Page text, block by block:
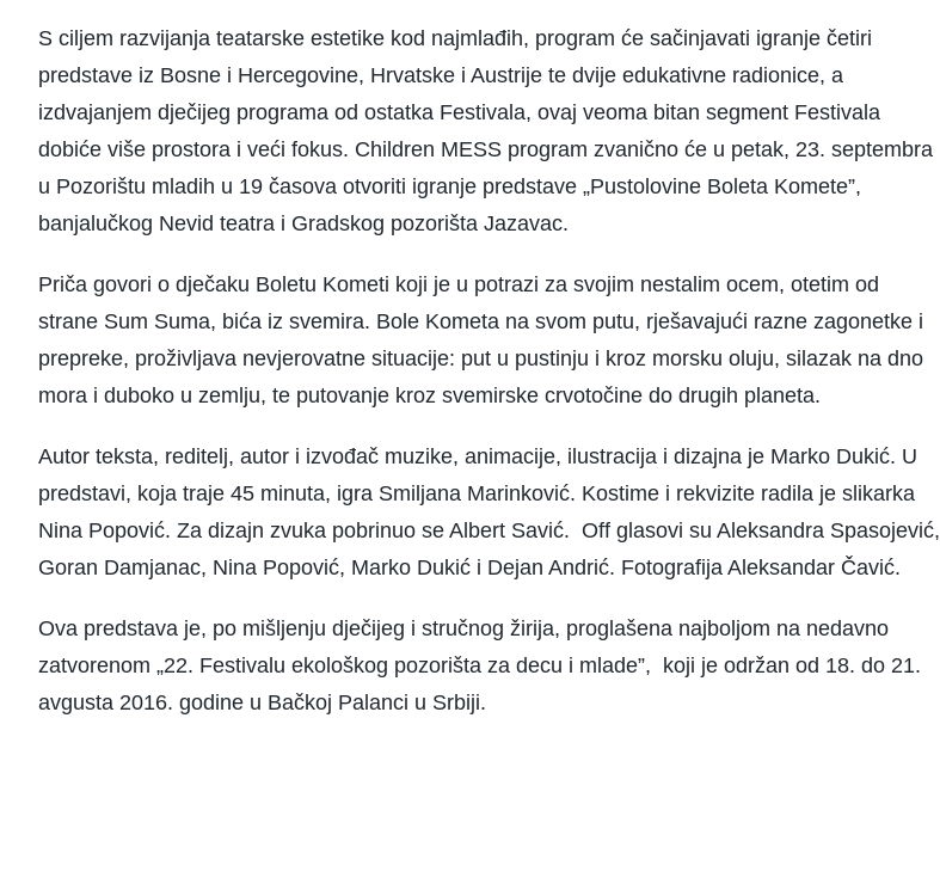
S ciljem razvijanja teatarske estetike kod najmlađih, program će sačinjavati igranje četiri
predstave iz Bosne i Hercegovine, Hrvatske i Austrije te dvije edukativne radionice, a
izdvajanjem dječijeg programa od ostatka Festivala, ovaj veoma bitan segment Festivala
dobiće više prostora i veći fokus. Children MESS program zvanično će u petak, 23. septembra
u Pozorištu mladih u 19 časova otvoriti igranje predstave „Pustolovine Boleta Komete”,
banjalučkog Nevid teatra i Gradskog pozorišta Jazavac.
Priča govori o dječaku Boletu Kometi koji je u potrazi za svojim nestalim ocem, otetim od
strane Sum Suma, bića iz svemira. Bole Kometa na svom putu, rješavajući razne zagonetke i
prepreke, proživljava nevjerovatne situacije: put u pustinju i kroz morsku oluju, silazak na dno
mora i duboko u zemlju, te putovanje kroz svemirske crvotočine do drugih planeta.
Autor teksta, reditelj, autor i izvođač muzike, animacije, ilustracija i dizajna je Marko Dukić. U
predstavi, koja traje 45 minuta, igra Smiljana Marinković. Kostime i rekvizite radila je slikarka
Nina Popović. Za dizajn zvuka pobrinuo se Albert Savić. Off glasovi su Aleksandra Spasojević,
Goran Damjanac, Nina Popović, Marko Dukić i Dejan Andrić. Fotografija Aleksandar Čavić.
Ova predstava je, po mišljenju dječijeg i stručnog žirija, proglašena najboljom na nedavno
zatvorenom „22. Festivalu ekološkog pozorišta za decu i mlade”, koji je održan od 18. do 21.
avgusta 2016. godine u Bačkoj Palanci u Srbiji.